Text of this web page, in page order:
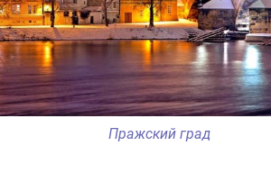
Пражский град